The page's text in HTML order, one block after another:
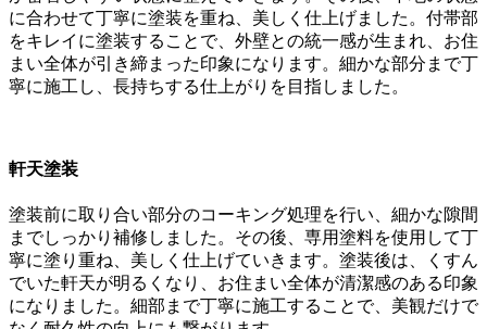
に合わせて丁寧に塗装を重ね、美しく仕上げました。付帯部
をキレイに塗装することで、外壁との統一感が生まれ、お住
まい全体が引き締まった印象になります。細かな部分まで丁
寧に施工し、長持ちする仕上がりを目指しました。
軒天塗装
塗装前に取り合い部分のコーキング処理を行い、細かな隙間
までしっかり補修しました。その後、専用塗料を使用して丁
寧に塗り重ね、美しく仕上げていきます。塗装後は、くすん
でいた軒天が明るくなり、お住まい全体が清潔感のある印象
になりました。細部まで丁寧に施工することで、美観だけで